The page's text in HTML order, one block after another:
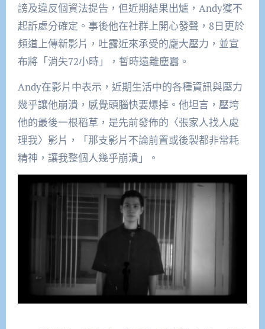
謗及違反個資法提告，但近期結果出爐，Andy獲不
起訴處分確定。事後他在社群上開心發聲，8日更於
頻道上傳新影片，吐露近來承受的龐大壓力，並宣
布將「消失72小時」，暫時遠離塵囂。
Andy在影片中表示，近期生活中的各種資訊與壓力
幾乎讓他崩潰，感覺頭腦快要爆掉。他坦言，壓垮
他的最後一根稻草，是先前發佈的〈張家人找人處
理我〉影片，「那支影片不論前置或後製都非常耗
精神，讓我整個人幾乎崩潰」。